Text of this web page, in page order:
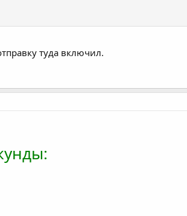
туда включил.